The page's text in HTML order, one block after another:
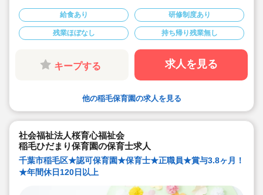
◆皆勤手当あり♪
◆派遣でのお仕事
給食あり 研修制度あり
残業ほぼなし 持ち帰り残業無し
キープする 求人を見る
他の稲毛保育園の求人を見る
社会福祉法人桜育心福祉会
稲毛ひだまり保育園の保育士求人
千葉市稲毛区★認可保育園★保育士★正職員★賞与3.8ヶ月！
★年間休日120日以上